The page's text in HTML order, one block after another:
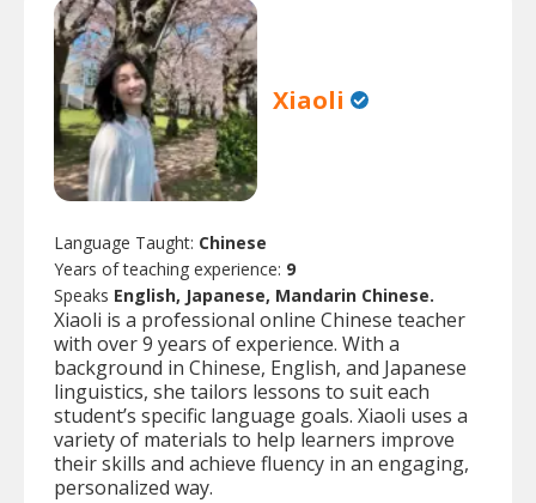
Xiaoli
Language Taught: Chinese
Years of teaching experience: 9
Speaks English, Japanese, Mandarin Chinese.
Xiaoli is a professional online Chinese teacher
with over 9 years of experience. With a
background in Chinese, English, and Japanese
linguistics, she tailors lessons to suit each
student’s specific language goals. Xiaoli uses a
variety of materials to help learners improve
their skills and achieve fluency in an engaging,
personalized way.